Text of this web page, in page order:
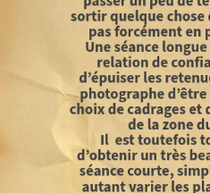
Prestations